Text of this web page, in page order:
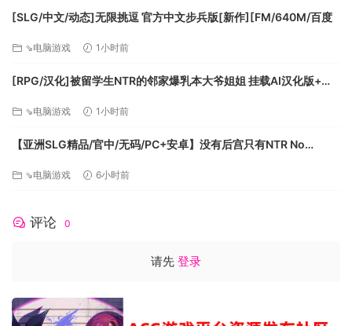
[SLG/中文/动态]无限挑逗 官方中文步兵版[新作][FM/640M/百度
⇘电脑游戏 1小时前
[RPG/汉化]被留学生NTR的邻家爆乳本大爷姐姐 挂载AI汉化版+存
⇘电脑游戏 1小时前
【亚洲SLG精品/官中/无码/PC+安卓】没有后宫只有NTR No
⇘电脑游戏 6小时前
评论 0
请先 登录